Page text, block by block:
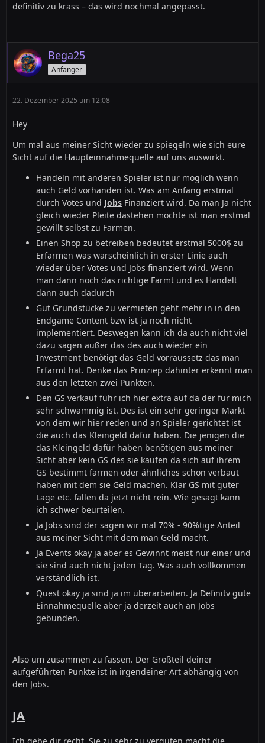
definitiv zu krass – das wird nochmal angepasst.
Bega25
Anfänger
22. Dezember 2025 um 12:08
Hey
Um mal aus meiner Sicht wieder zu spiegeln wie sich eure
Sicht auf die Haupteinnahmequelle auf uns auswirkt.
Handeln mit anderen Spieler ist nur möglich wenn
auch Geld vorhanden ist. Was am Anfang erstmal
durch Votes und Jobs Finanziert wird. Da man Ja nicht
gleich wieder Pleite dastehen möchte ist man erstmal
gewillt selbst zu Farmen.
Einen Shop zu betreiben bedeutet erstmal 5000$ zu
Erfarmen was warscheinlich in erster Linie auch
wieder über Votes und Jobs finanziert wird. Wenn
man dann noch das richtige Farmt und es Handelt
dann auch dadurch
Gut Grundstücke zu vermieten geht mehr in in den
Endgame Content bzw ist ja noch nicht
implementiert. Deswegen kann ich da auch nicht viel
dazu sagen außer das des auch wieder ein
Investment benötigt das Geld vorraussetz das man
Erfarmt hat. Denke das Prinziep dahinter erkennt man
aus den letzten zwei Punkten.
Den GS verkauf führ ich hier extra auf da der für mich
sehr schwammig ist. Des ist ein sehr geringer Markt
von dem wir hier reden und an Spieler gerichtet ist
die auch das Kleingeld dafür haben. Die jenigen die
das Kleingeld dafür haben benötigen aus meiner
Sicht aber kein GS des sie kaufen da sich auf ihrem
GS bestimmt farmen oder ähnliches schon verbaut
haben mit dem sie Geld machen. Klar GS mit guter
Lage etc. fallen da jetzt nicht rein. Wie gesagt kann
ich schwer beurteilen.
Ja Jobs sind der sagen wir mal 70% - 90%tige Anteil
aus meiner Sicht mit dem man Geld macht.
Ja Events okay ja aber es Gewinnt meist nur einer und
sie sind auch nicht jeden Tag. Was auch vollkommen
verständlich ist.
Quest okay ja sind ja im überarbeiten. Ja Definitv gute
Einnahmequelle aber ja derzeit auch an Jobs
gebunden.
Also um zusammen zu fassen. Der Großteil deiner
aufgeführten Punkte ist in irgendeiner Art abhängig von
den Jobs.
JA